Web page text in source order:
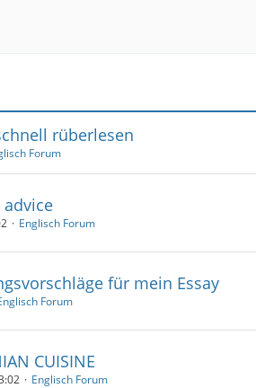
rüberlesen
Forum
Englisch Forum
für mein Essay
Forum
CUISINE
Englisch Forum